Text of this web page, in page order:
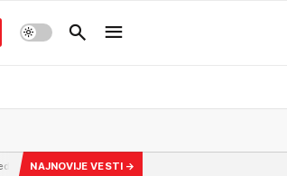
su da je tu tajno venčanje, a onda se oglasila i crkva,
NAJNOVIJE VESTI →